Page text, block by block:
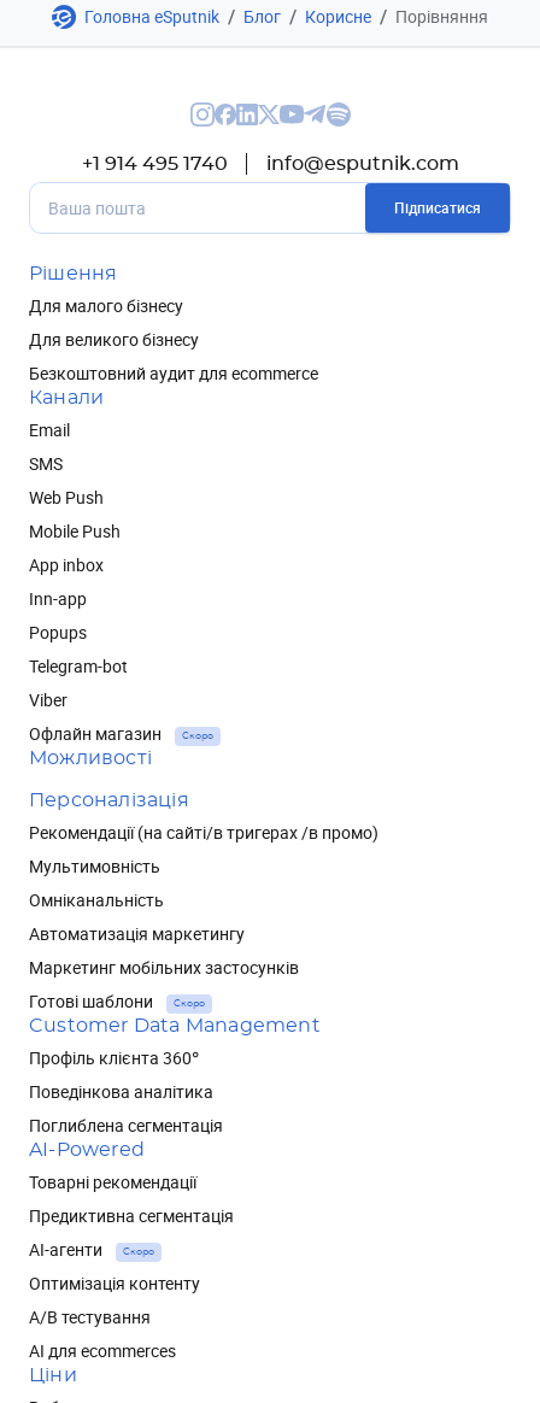
Головна eSputnik / Блог / Корисне / Порівняння
+1 914 495 1740 info@esputnik.com
Підписатися
Рішення
Для малого бізнесу
Для великого бізнесу
Безкоштовний аудит для ecommerce
Канали
Email
SMS
Web Push
Mobile Push
App inbox
Inn-app
Popups
Telegram-bot
Viber
Офлайн магазин
Скоро
Можливості
Персоналізація
Рекомендації (на сайті/в тригерах /в промо)
Мультимовність
Омніканальність
Автоматизація маркетингу
Маркетинг мобільних застосунків
Готові шаблони
Скоро
Customer Data Management
Профіль клієнта 360°
Поведінкова аналітика
Поглиблена сегментація
AI-Powered
Товарні рекомендації
Предиктивна сегментація
AI-агенти
Скоро
Оптимізація контенту
А/В тестування
AI для ecommerces
Ціни